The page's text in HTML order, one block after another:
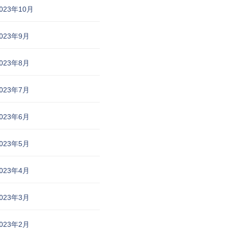
年10月
年9月
年8月
年7月
年6月
年5月
年4月
年3月
年2月